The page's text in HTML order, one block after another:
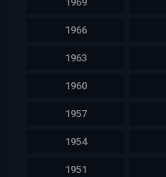
1966
1963
1960
1957
1954
1951